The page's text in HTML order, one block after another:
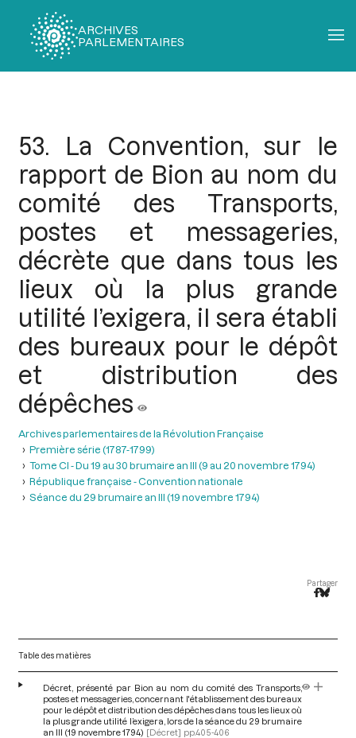
ARCHIVES
PARLEMENTAIRES
53. La Convention, sur le
rapport de Bion au nom du
comité des Transports,
postes et messageries,
décrète que dans tous les
lieux où la plus grande
utilité l’exigera, il sera établi
des bureaux pour le dépôt
et distribution des
dépêches
Archives parlementaires de la Révolution Française
Première série (1787-1799)
Tome CI - Du 19 au 30 brumaire an III (9 au 20 novembre 1794)
République française - Convention nationale
Séance du 29 brumaire an III (19 novembre 1794)
Partager
Table des matières
Décret, présenté par Bion au nom du comité des Transports,
postes et messageries, concernant l'établissement des bureaux
pour le dépôt et distribution des dépêches dans tous les lieux où
la plus grande utilité l’exigera, lors de la séance du 29 brumaire
an III (19 novembre 1794) [Décret] pp.405-406